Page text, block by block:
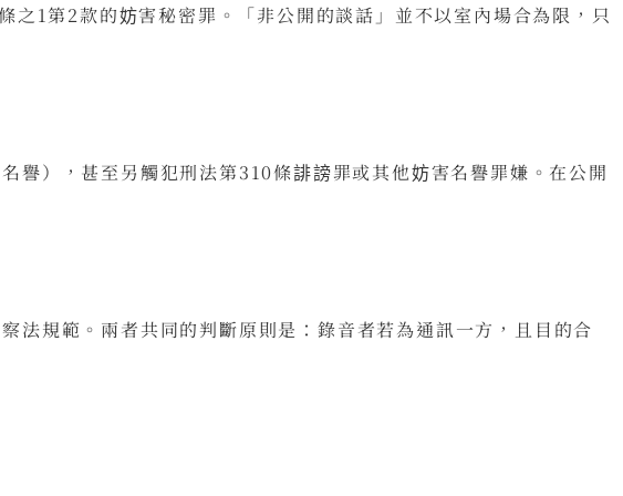
1第2款的妨害秘密罪。「非公開的談話」並不以室內場合為限，只
譽），甚至另觸犯刑法第310條誹謗罪或其他妨害名譽罪嫌。在公開
法規範。兩者共同的判斷原則是：錄音者若為通訊一方，且目的合